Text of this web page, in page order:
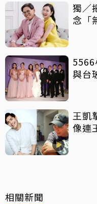
獨／
念「
與台
王凱
像連
相關新聞